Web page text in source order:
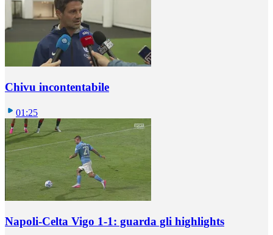
Chivu incontentabile
01:25
Napoli-Celta Vigo 1-1: guarda gli highlights